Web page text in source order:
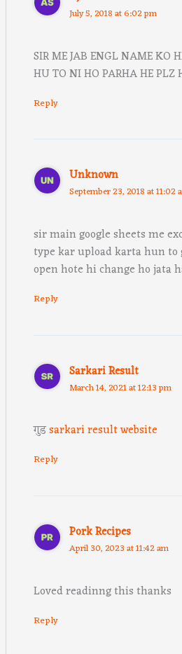
July 5, 2018 at 6:02 pm
SIR ME JAB ENGL NAME KO
HU TO NI HO PARHA HE PLZ
Reply
Unknown
September 23, 2018 at 11:02
sir main google sheets me
type kar upload karta hun to
open hote hi change ho jata
Reply
Sarkari Result
March 14, 2021 at 12:13 pm
गुडsarkari result website
Reply
Pork Recipes
April 30, 2023 at 11:42 am
Loved readinng this thanks
Reply